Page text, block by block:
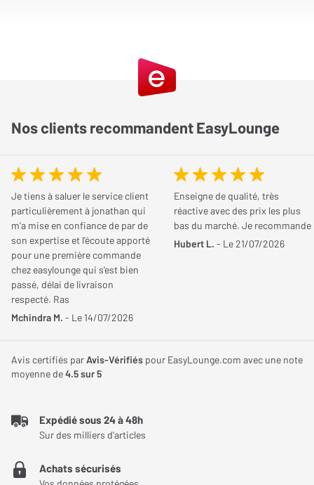
Nos clients recommandent EasyLounge
Je tiens à saluer le service client
particulièrement à jonathan qui
m'a mise en confiance de par de
son expertise et l'écoute apporté
pour une première commande
chez easylounge qui s'est bien
passé, délai de livraison
respecté. Ras
Mchindra M. - Le 14/07/2026
Enseigne de qualité, très
réactive avec des prix les plus
bas du marché. Je recommande
Hubert L. - Le 21/07/2026
Avis certifiés parAvis-Vérifiés pour EasyLounge.com avec une note
moyenne de4.5sur 5
Expédié sous 24 à 48h
Sur des milliers d'articles
Achats sécurisés